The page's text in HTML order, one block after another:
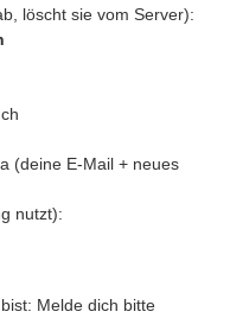
löscht sie vom Server):
(deine E-Mail + neues
nutzt):
Melde dich bitte